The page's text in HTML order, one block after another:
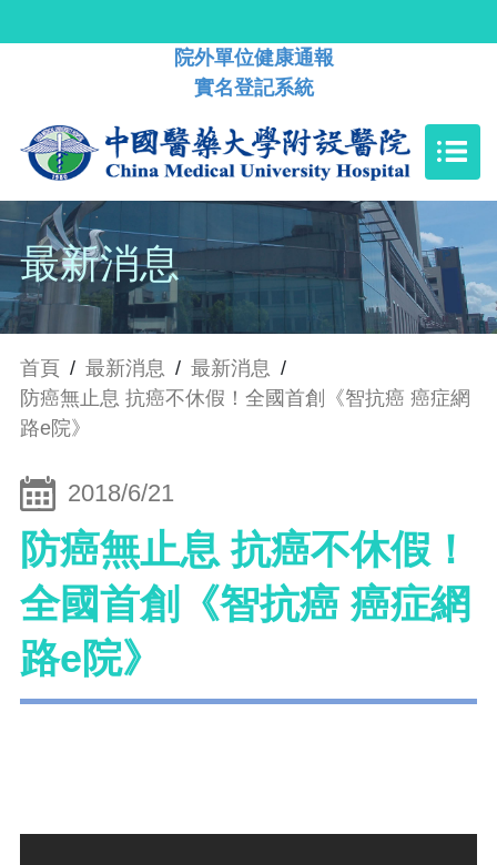
院外單位健康通報
實名登記系統
最新消息
首頁 / 最新消息 / 最新消息 /
防癌無止息 抗癌不休假！全國首創《智抗癌 癌症網
路e院》
2018/6/21
防癌無止息 抗癌不休假！
全國首創《智抗癌 癌症網
路e院》